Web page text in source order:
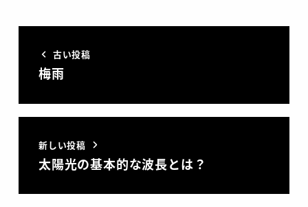
古い投稿
梅雨
新しい投稿
太陽光の基本的な波長とは？